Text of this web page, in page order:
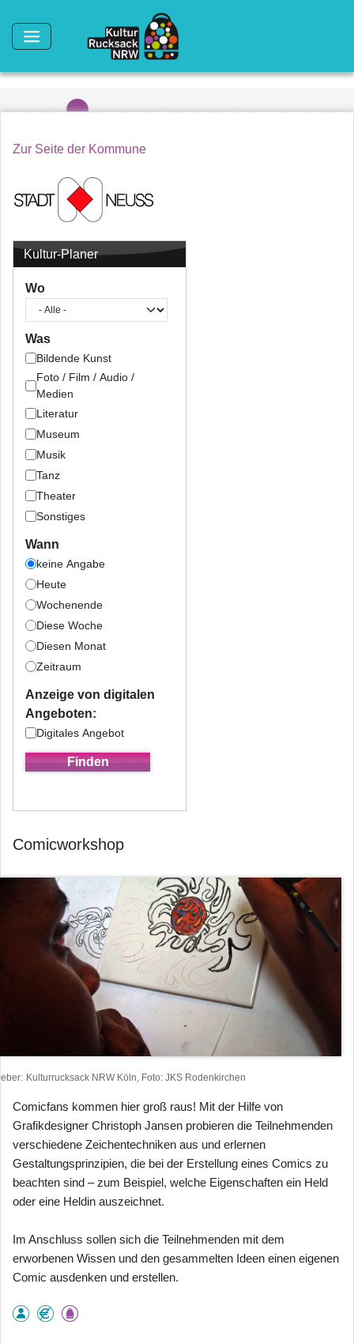
Zur Seite der Kommune
Kultur-Planer
Wo
Was
Bildende Kunst
Foto / Film / Audio /
Medien
Literatur
Museum
Musik
Tanz
Theater
Sonstiges
Wann
keine Angabe
Heute
Wochenende
Diese Woche
Diesen Monat
Zeitraum
Anzeige von digitalen
Angeboten:
Digitales Angebot
Comicworkshop
Kulturrucksack NRW Köln, Foto: JKS Rodenkirchen
Comicfans kommen hier groß raus! Mit der Hilfe von
Grafikdesigner Christoph Jansen probieren die Teilnehmenden
verschiedene Zeichentechniken aus und erlernen
Gestaltungsprinzipien, die bei der Erstellung eines Comics zu
beachten sind – zum Beispiel, welche Eigenschaften ein Held
oder eine Heldin auszeichnet.
Im Anschluss sollen sich die Teilnehmenden mit dem
erworbenen Wissen und den gesammelten Ideen einen eigenen
Comic ausdenken und erstellen.